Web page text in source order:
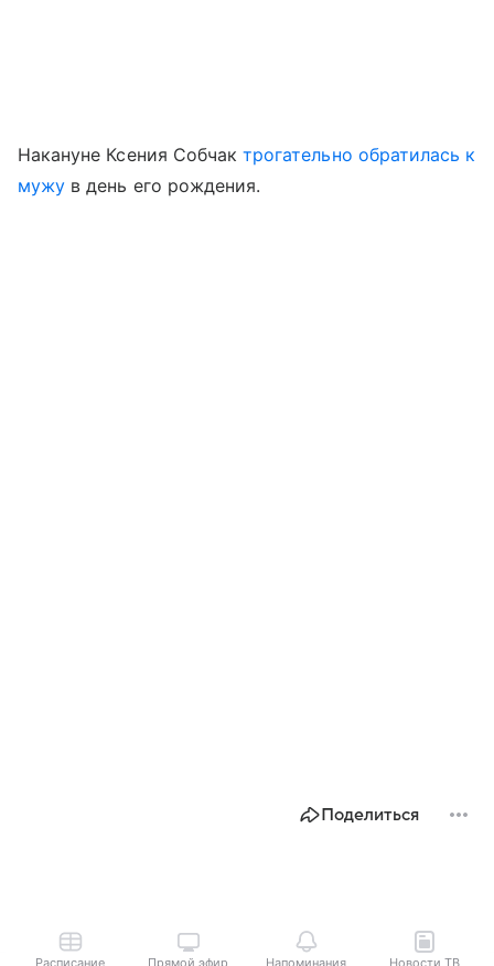
Накануне Ксения Собчактрогательно обратилась к
мужу в день его рождения.
Поделиться
Расписание Прямой эфир Напоминания Новости ТВ